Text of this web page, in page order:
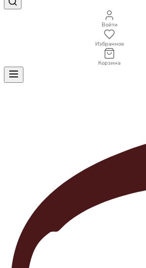
Войти
Избранное
Корзина